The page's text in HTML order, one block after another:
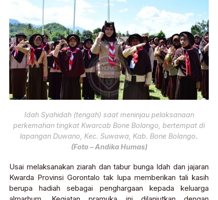
Idah Syahidah (tengah) saat meninjau pelaksanaan
perkemahan tingkat Kwarcab Bone Bolango, bertempat di
lapangan Duwano, Kec. Suwawa, Kab. Bone Bolango.
(Foto – Andika Humas)
Usai melaksanakan ziarah dan tabur bunga Idah dan jajaran
Kwarda Provinsi Gorontalo tak lupa memberikan tali kasih
berupa hadiah sebagai penghargaan kepada keluarga